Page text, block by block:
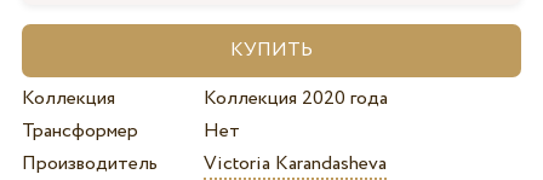
Коллекция
Коллекция 2020 года
Трансформер
Нет
Производитель
Victoria Karandasheva